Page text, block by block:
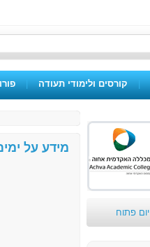
| קורסים ולימודי תעודה |
יום פתוח
מידע על